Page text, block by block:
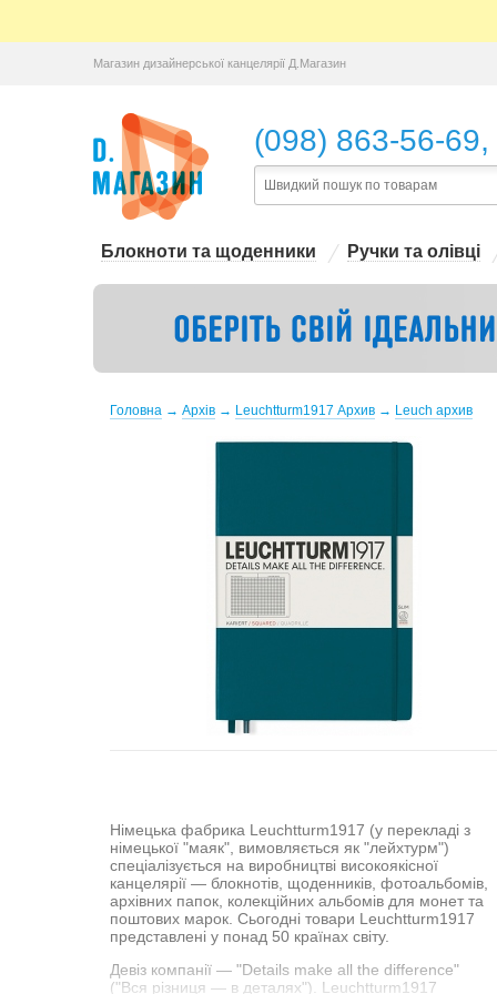
Магазин дизайнерської канцелярії Д.Магазин
(098) 863-56-69,
Блокноти та щоденники Ручки та олівці
Головна → Архів → Leuchtturm1917 Архив → Leuch архив
Німецька фабрика Leuchtturm1917 (у перекладі з
німецької "маяк", вимовляється як "лейхтурм")
спеціалізується на виробництві високоякісної
канцелярії — блокнотів, щоденників, фотоальбомів,
архівних папок, колекційних альбомів для монет та
поштових марок. Сьогодні товари Leuchtturm1917
представлені у понад 50 країнах світу.
Девіз компанії — "Details make all the difference"
("Вся різниця — в деталях"). Leuchtturm1917